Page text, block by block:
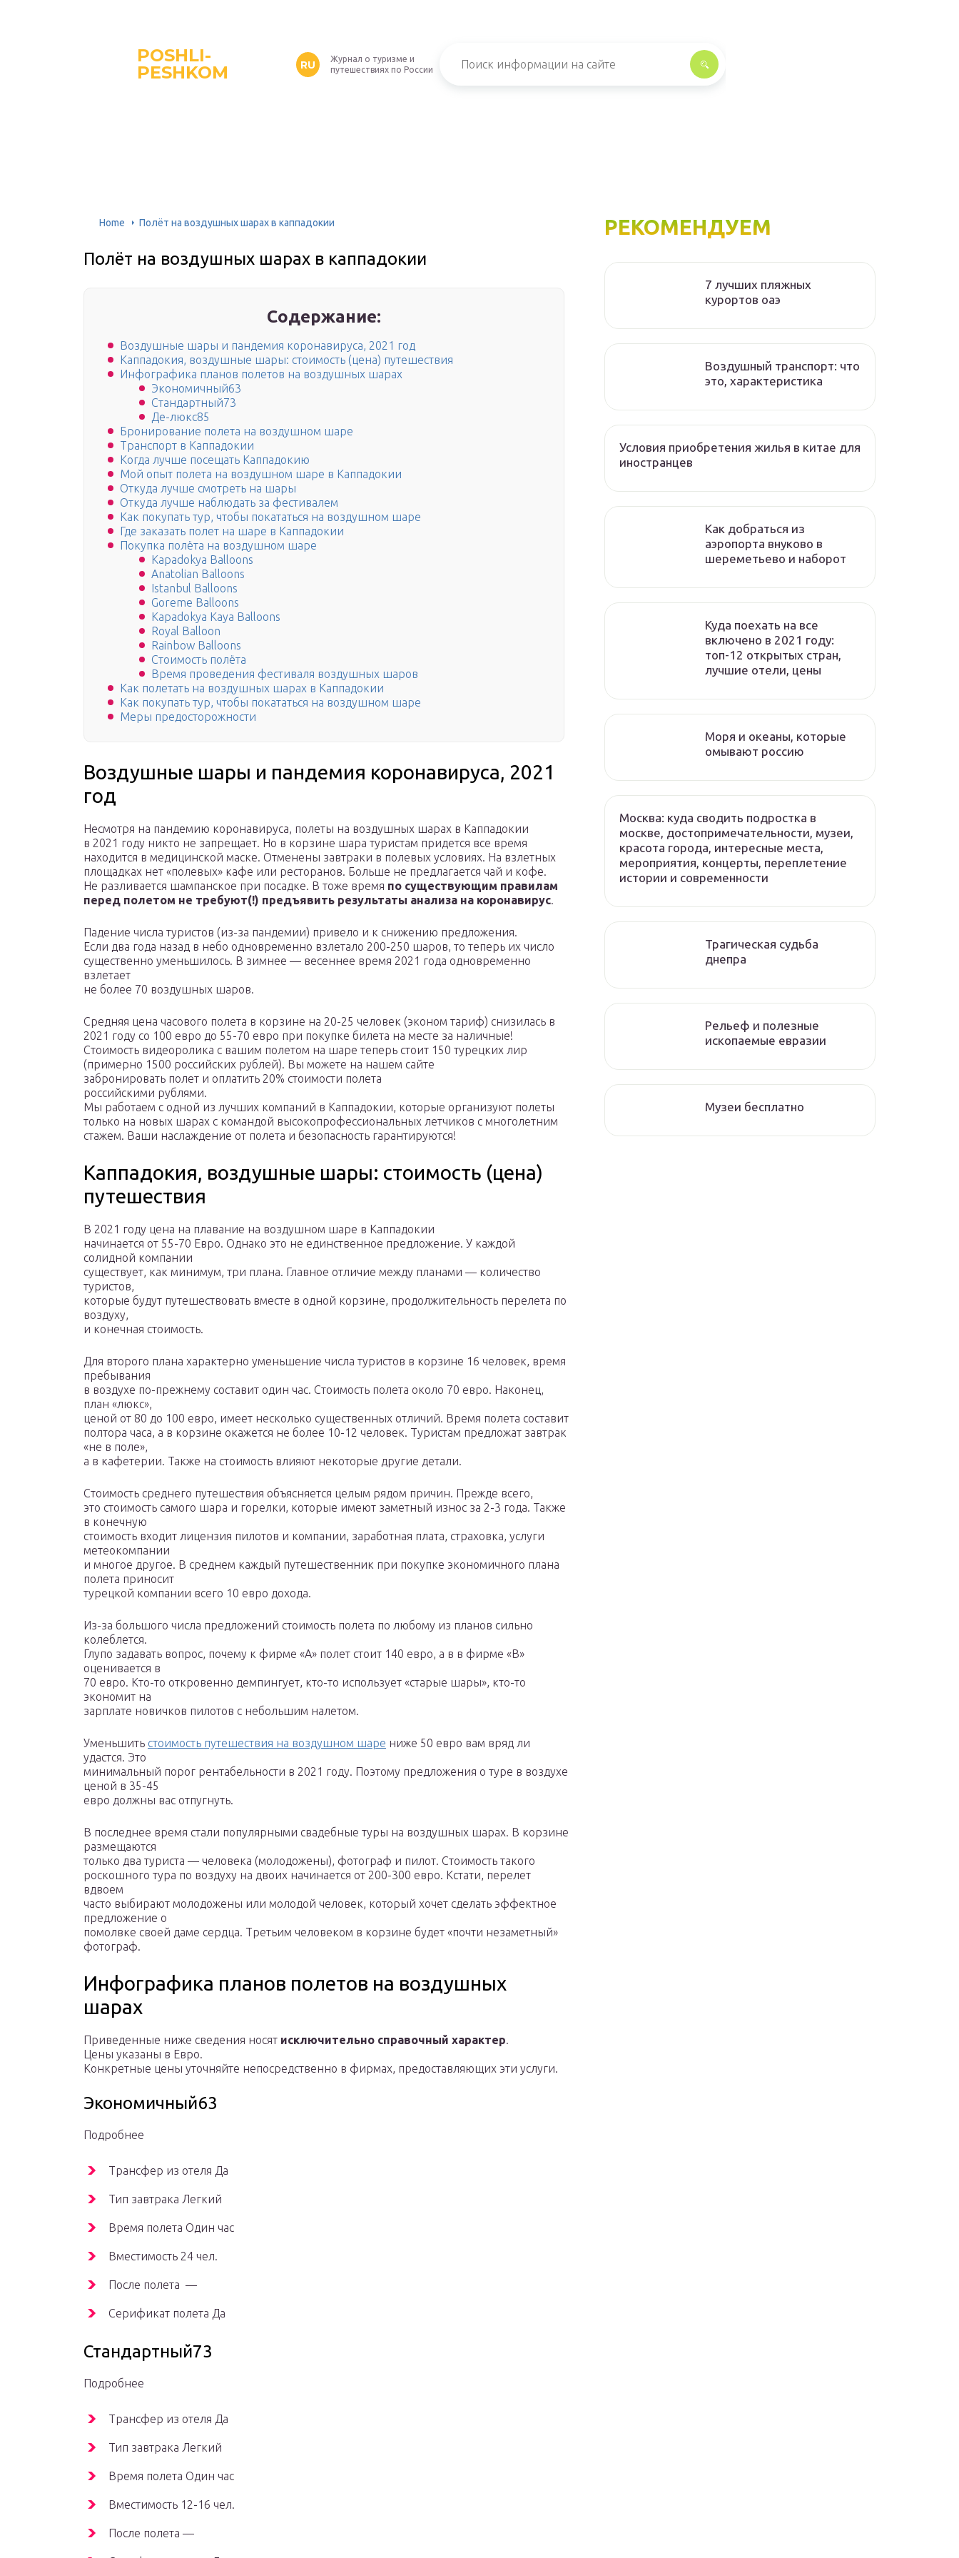
POSHLI-
PESHKOM
RU
Журнал о туризме и
путешествиях по России
Home Полёт на воздушных шарах в каппадокии
Полёт на воздушных шарах в каппадокии
Содержание:
Воздушные шары и пандемия коронавируса, 2021 год
Каппадокия, воздушные шары: стоимость (цена) путешествия
Инфографика планов полетов на воздушных шарах
Экономичный63
Стандартный73
Де-люкс85
Бронирование полета на воздушном шаре
Транспорт в Каппадокии
Когда лучше посещать Каппадокию
Мой опыт полета на воздушном шаре в Каппадокии
Откуда лучше смотреть на шары
Откуда лучше наблюдать за фестивалем
Как покупать тур, чтобы покататься на воздушном шаре
Где заказать полет на шаре в Каппадокии
Покупка полёта на воздушном шаре
Kapadokya Balloons
Anatolian Balloons
Istanbul Balloons
Goreme Balloons
Kapadokya Kaya Balloons
Royal Balloon
Rainbow Balloons
Стоимость полёта
Время проведения фестиваля воздушных шаров
Как полетать на воздушных шарах в Каппадокии
Как покупать тур, чтобы покататься на воздушном шаре
Меры предосторожности
Воздушные шары и пандемия коронавируса, 2021
год
Несмотря на пандемию коронавируса, полеты на воздушных шарах в Каппадокии
в 2021 году никто не запрещает. Но в корзине шара туристам придется все время
находится в медицинской маске. Отменены завтраки в полевых условиях. На взлетных
площадках нет «полевых» кафе или ресторанов. Больше не предлагается чай и кофе.
Не разливается шампанское при посадке. В тоже время по существующим правилам
перед полетом не требуют(!) предъявить результаты анализа на коронавирус.
Падение числа туристов (из-за пандемии) привело и к снижению предложения.
Если два года назад в небо одновременно взлетало 200-250 шаров, то теперь их число
существенно уменьшилось. В зимнее — весеннее время 2021 года одновременно
взлетает
не более 70 воздушных шаров.
Средняя цена часового полета в корзине на 20-25 человек (эконом тариф) снизилась в
2021 году со 100 евро до 55-70 евро при покупке билета на месте за наличные!
Стоимость видеоролика с вашим полетом на шаре теперь стоит 150 турецких лир
(примерно 1500 российских рублей). Вы можете на нашем сайте
забронировать полет и оплатить 20% стоимости полета
российскими рублями.
Мы работаем с одной из лучших компаний в Каппадокии, которые организуют полеты
только на новых шарах с командой высокопрофессиональных летчиков с многолетним
стажем. Ваши наслаждение от полета и безопасность гарантируются!
Каппадокия, воздушные шары: стоимость (цена)
путешествия
В 2021 году цена на плавание на воздушном шаре в Каппадокии
начинается от 55-70 Евро. Однако это не единственное предложение. У каждой
солидной компании
существует, как минимум, три плана. Главное отличие между планами — количество
туристов,
которые будут путешествовать вместе в одной корзине, продолжительность перелета по
воздуху,
и конечная стоимость.
Для второго плана характерно уменьшение числа туристов в корзине 16 человек, время
пребывания
в воздухе по-прежнему составит один час. Стоимость полета около 70 евро. Наконец,
план «люкс»,
ценой от 80 до 100 евро, имеет несколько существенных отличий. Время полета составит
полтора часа, а в корзине окажется не более 10-12 человек. Туристам предложат завтрак
«не в поле»,
а в кафетерии. Также на стоимость влияют некоторые другие детали.
Cтоимость среднего путешествия объясняется целым рядом причин. Прежде всего,
это стоимость самого шара и горелки, которые имеют заметный износ за 2-3 года. Также
в конечную
стоимость входит лицензия пилотов и компании, заработная плата, страховка, услуги
метеокомпании
и многое другое. В среднем каждый путешественник при покупке экономичного плана
полета приносит
турецкой компании всего 10 евро дохода.
Из-за большого числа предложений стоимость полета по любому из планов сильно
колеблется.
Глупо задавать вопрос, почему к фирме «А» полет стоит 140 евро, а в в фирме «В»
оценивается в
70 евро. Кто-то откровенно демпингует, кто-то использует «старые шары», кто-то
экономит на
зарплате новичков пилотов с небольшим налетом.
Уменьшить стоимость путешествия на воздушном шаре ниже 50 евро вам вряд ли
удастся. Это
минимальный порог рентабельности в 2021 году. Поэтому предложения о туре в воздухе
ценой в 35-45
евро должны вас отпугнуть.
В последнее время стали популярными свадебные туры на воздушных шарах. В корзине
размещаются
только два туриста — человека (молодожены), фотограф и пилот. Стоимость такого
роскошного тура по воздуху на двоих начинается от 200-300 евро. Кстати, перелет
вдвоем
часто выбирают молодожены или молодой человек, который хочет сделать эффектное
предложение о
помолвке своей даме сердца. Третьим человеком в корзине будет «почти незаметный»
фотограф.
Инфографика планов полетов на воздушных
шарах
Приведенные ниже сведения носят исключительно справочный характер.
Цены указаны в Евро.
Конкретные цены уточняйте непосредственно в фирмах, предоставляющих эти услуги.
Экономичный63
Подробнее
Трансфер из отеля Да
Тип завтрака Легкий
Время полета Один час
Вместимость 24 чел.
После полета —
Серификат полета Да
Стандартный73
Подробнее
Трансфер из отеля Да
Тип завтрака Легкий
Время полета Один час
Вместимость 12-16 чел.
После полета —
РЕКОМЕНДУЕМ
7 лучших пляжных
курортов оаэ
Воздушный транспорт: что
это, характеристика
Условия приобретения жилья в китае для
иностранцев
Как добраться из
аэропорта внуково в
шереметьево и наборот
Куда поехать на все
включено в 2021 году:
топ-12 открытых стран,
лучшие отели, цены
Моря и океаны, которые
омывают россию
Москва: куда сводить подростка в
москве, достопримечательности, музеи,
красота города, интересные места,
мероприятия, концерты, переплетение
истории и современности
Трагическая судьба
днепра
Рельеф и полезные
ископаемые евразии
Музеи бесплатно